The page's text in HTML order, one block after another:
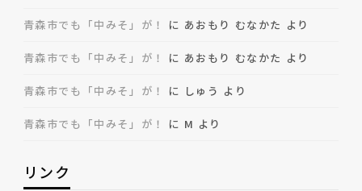
青森市でも「中みそ」が！ に あおもり むなかた より
青森市でも「中みそ」が！ に あおもり むなかた より
青森市でも「中みそ」が！ に しゅう より
青森市でも「中みそ」が！ に M より
リンク